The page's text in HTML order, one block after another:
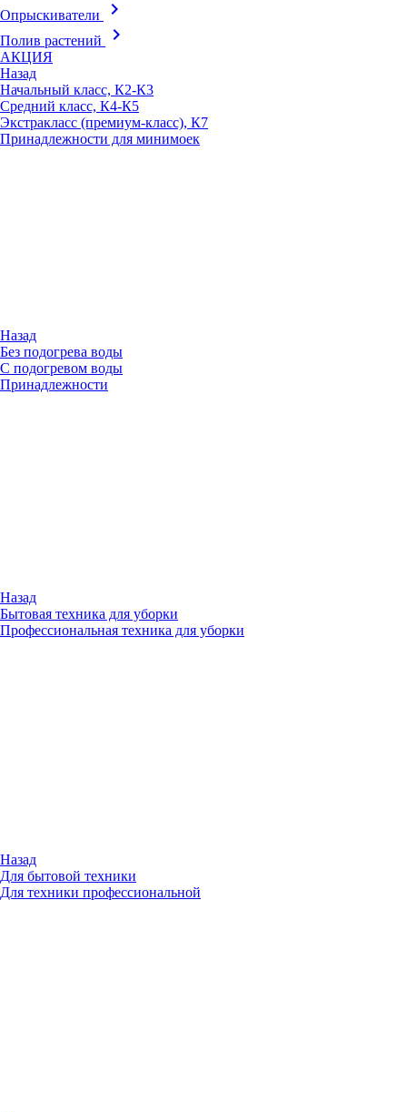
Опрыскиватели keyboard_arrow_right
Полив растений keyboard_arrow_right
АКЦИЯ
Назад
Начальный класс, К2-К3
Средний класс, К4-К5
Экстракласс (премиум-класс), К7
Принадлежности для минимоек
Назад
Без подогрева воды
С подогревом воды
Принадлежности
Назад
Бытовая техника для уборки
Профессиональная техника для уборки
Назад
Для бытовой техники
Для техники профессиональной